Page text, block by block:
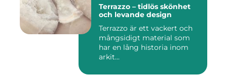
Terrazzo – tidlös skönhet
och levande design
Terrazzo är ett vackert och
mångsidigt material som
har en lång historia inom
arkit...